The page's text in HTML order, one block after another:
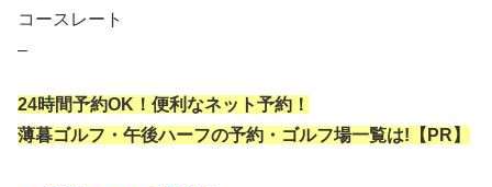
コースレート
–
24時間予約OK！便利なネット予約！
薄暮ゴルフ・午後ハーフの予約・ゴルフ場一覧は!【PR】